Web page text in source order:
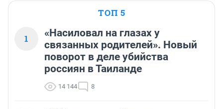
ТОП 5
1
«Насиловал на глазах у
связанных родителей». Новый
поворот в деле убийства
россиян в Таиланде
14 144 8